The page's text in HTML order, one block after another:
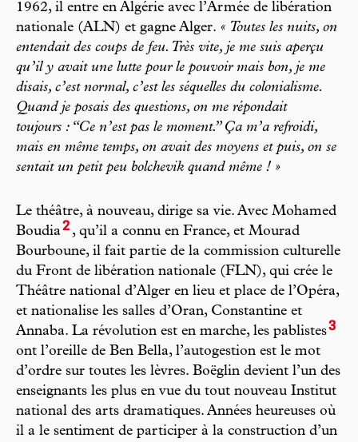
1962, il entre en Algérie avec l’Armée de libération
nationale (ALN) et gagne Alger. « Toutes les nuits, on
entendait des coups de feu. Très vite, je me suis aperçu
qu’il y avait une lutte pour le pouvoir mais bon, je me
disais, c’est normal, c’est les séquelles du colonialisme.
Quand je posais des questions, on me répondait
toujours : “Ce n’est pas le moment.” Ça m’a refroidi,
mais en même temps, on avait des moyens et puis, on se
sentait un petit peu bolchevik quand même ! »
Le théâtre, à nouveau, dirige sa vie. Avec Mohamed
Boudia2 , qu’il a connu en France, et Mourad
Bourboune, il fait partie de la commission culturelle
du Front de libération nationale (FLN), qui crée le
Théâtre national d’Alger en lieu et place de l’Opéra,
et nationalise les salles d’Oran, Constantine et
Annaba. La révolution est en marche, les pablistes3
ont l’oreille de Ben Bella, l’autogestion est le mot
d’ordre sur toutes les lèvres. Boëglin devient l’un des
enseignants les plus en vue du tout nouveau Institut
national des arts dramatiques. Années heureuses où
il a le sentiment de participer à la construction d’un